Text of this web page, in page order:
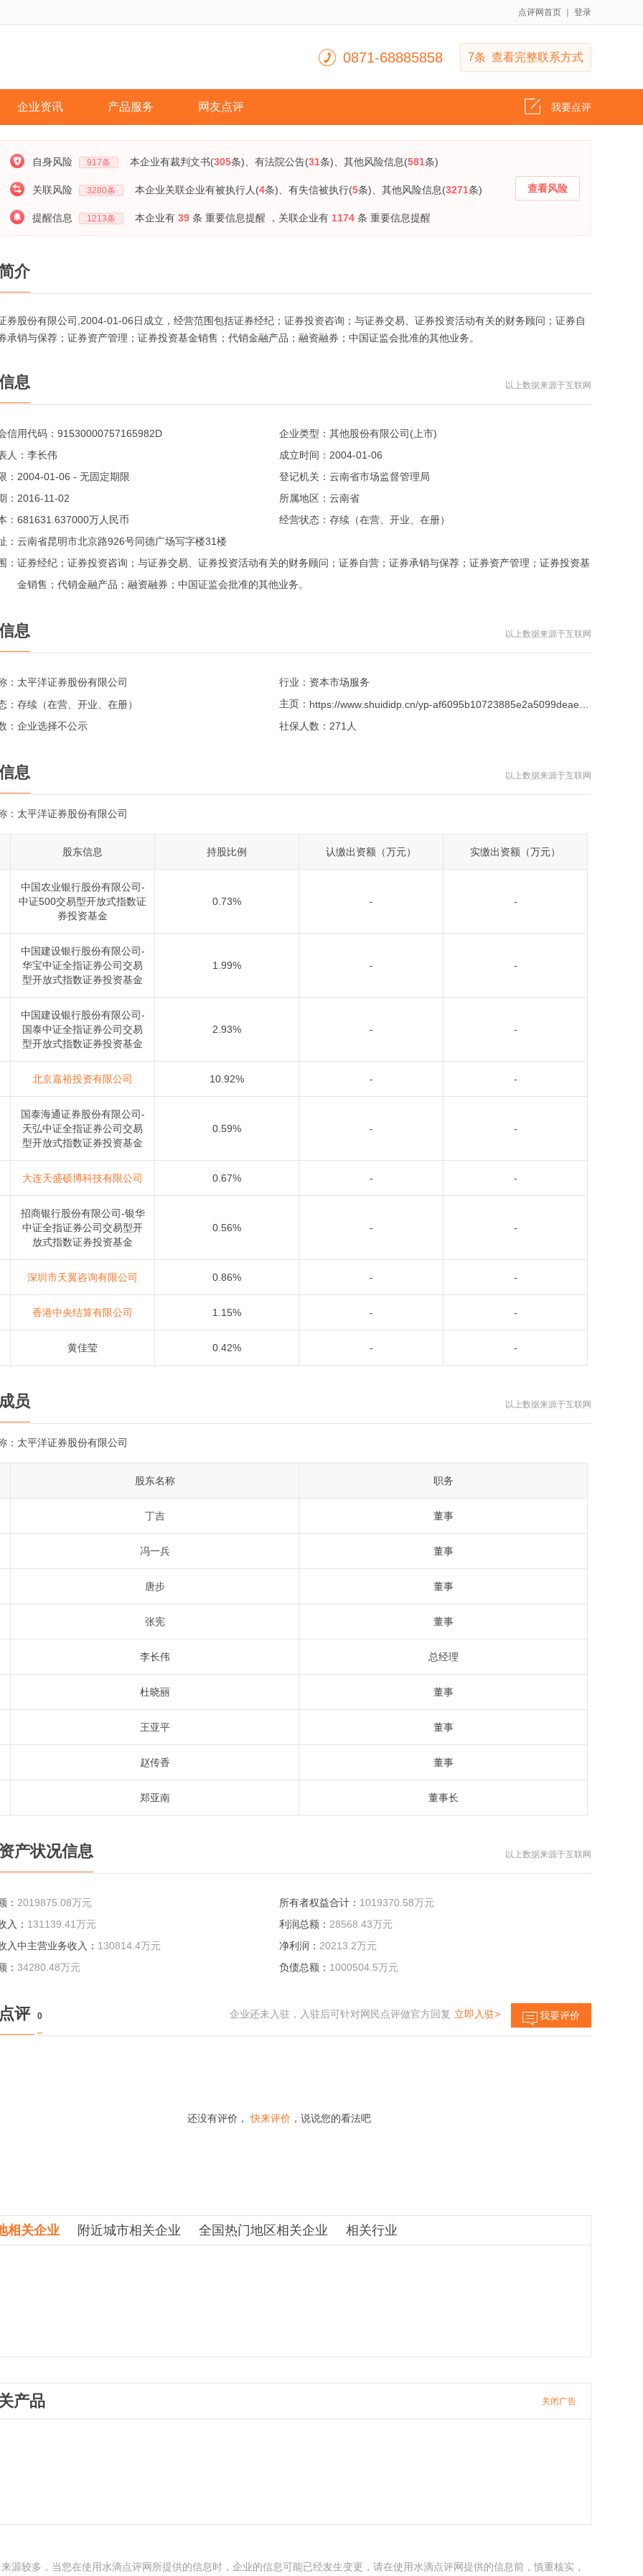
点评网首页 登录
0871-68885858 7条 查看完整联系方式
企业资讯 产品服务 网友点评 我要点评
自身风险 917条 本企业有裁判文书(305条) 、有法院公告(31条) 、其他风险信息(581条)
关联风险 3280条 本企业关联企业有被执行人(4条) 、有失信被执行(5条) 、其他风险信息(3271条)
提醒信息 1213条 本企业有 39 条 重要信息提醒 ，关联企业有 1174 条 重要信息提醒
查看风险
介
券股份有限公司,2004-01-06日成立，经营范围包括证券经纪；证券投资咨询；与证券交易、证券投资活动有关的财务顾问；证券自
承销与保荐；证券资产管理；证券投资基金销售；代销金融产品；融资融券；中国证监会批准的其他业务。
息 以上数据来源于互联网
信用代码： 91530000757165982D 企业类型： 其他股份有限公司(上市)
人： 李长伟 成立时间： 2004-01-06
： 2004-01-06 - 无固定期限 登记机关： 云南省市场监督管理局
： 2016-11-02 所属地区： 云南省
： 681631.637000万人民币 经营状态： 存续（在营、开业、在册）
： 云南省昆明市北京路926号同德广场写字楼31楼
： 证券经纪；证券投资咨询；与证券交易、证券投资活动有关的财务顾问；证券自营；证券承销与保荐；证券资产管理；证券投资基
金销售；代销金融产品；融资融券；中国证监会批准的其他业务。
息 以上数据来源于互联网
： 太平洋证券股份有限公司 行业： 资本市场服务
： 存续（在营、开业、在册） 主页：
https://www.shuididp.cn/yp-af6095b10723885e2a5099deaef2b1c9.html
： 企业选择不公示 社保人数： 271人
息 以上数据来源于互联网
： 太平洋证券股份有限公司
股东信息 持股比例 认缴出资额（万元） 实缴出资额（万元）
中国农业银行股份有限公司-
中证500交易型开放式指数证
券投资基金
0.73% - -
中国建设银行股份有限公司-
华宝中证全指证券公司交易
型开放式指数证券投资基金
1.99% - -
中国建设银行股份有限公司-
国泰中证全指证券公司交易
型开放式指数证券投资基金
2.93% - -
北京嘉裕投资有限公司 10.92% - -
国泰海通证券股份有限公司-
天弘中证全指证券公司交易
型开放式指数证券投资基金
0.59% - -
大连天盛硕博科技有限公司 0.67% - -
招商银行股份有限公司-银华
中证全指证券公司交易型开
放式指数证券投资基金
0.56% - -
深圳市天翼咨询有限公司 0.86% - -
香港中央结算有限公司 1.15% - -
黄佳莹 0.42% - -
员 以上数据来源于互联网
： 太平洋证券股份有限公司
股东名称 职务
丁吉 董事
冯一兵 董事
唐步 董事
张宪 董事
李长伟 总经理
杜晓丽 董事
王亚平 董事
赵传香 董事
郑亚南 董事长
产状况信息 以上数据来源于互联网
： 2019875.08万元 所有者权益合计： 1019370.58万元
入： 131139.41万元 利润总额： 28568.43万元
入中主营业务收入： 130814.4万元 净利润： 20213.2万元
： 34280.48万元 负债总额： 1000504.5万元
评 0 我要评价
企业还未入驻，入驻后可针对网民点评做官方回复 立即入驻>
还没有评价， 快来评价 ，说说您的看法吧
相关企业 附近城市相关企业 全国热门地区相关企业 相关行业
产品 关闭广告
源较多，当您在使用水滴点评网所提供的信息时，企业的信息可能已经发生变更，请在使用水滴点评网提供的信息前，慎重核实，